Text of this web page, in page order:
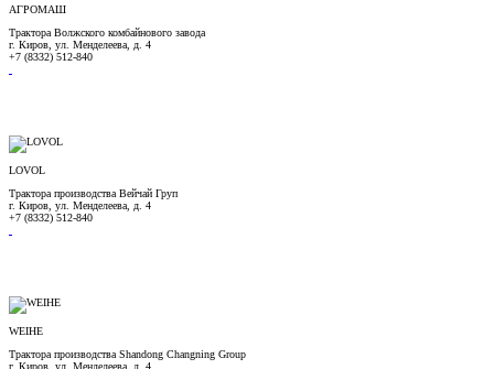
Трактора Волжского комбайнового завода
г. Киров, ул. Менделеева, д. 4
+7 (8332) 512-840
LOVOL
Трактора производства Вейчай Груп
г. Киров, ул. Менделеева, д. 4
+7 (8332) 512-840
WEIHE
Трактора производства Shandong Changning Group
г. Киров, ул. Менделеева, д. 4
+7 (8332) 512-840